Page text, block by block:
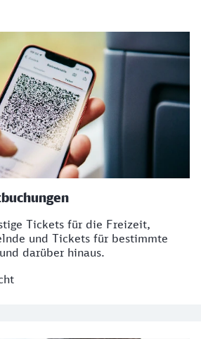
Tickets für die Freizeit,
und Tickets für bestimmte
darüber hinaus.